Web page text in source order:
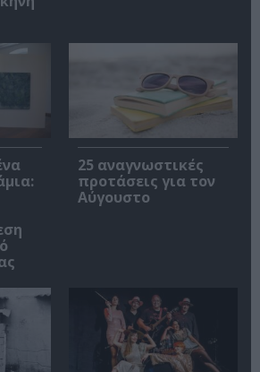
25 αναγνωστικές
προτάσεις για τον
Αύγουστο